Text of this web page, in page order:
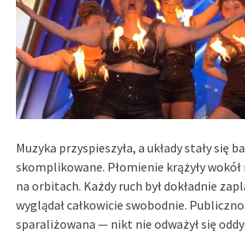
Muzyka przyspieszyła, a układy stały się
skomplikowane. Płomienie krążyły
na orbitach. Każdy ruch był dokładnie
wyglądał całkowicie swobodnie.
sparaliżowana — nikt nie odważył się